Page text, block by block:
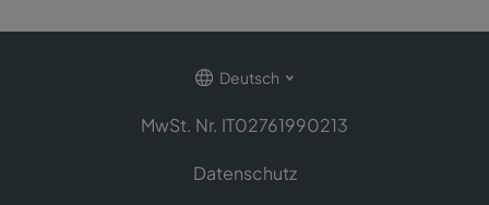
Deutsch
MwSt. Nr. IT02761990213
Datenschutz